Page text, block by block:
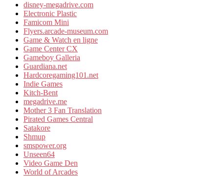
disney-megadrive.com
Electronic Plastic
Famicom Mini
Flyers.arcade-museum.com
Game & Watch en ligne
Game Center CX
Gameboy Galleria
Guardiana.net
Hardcoregaming101.net
Indie Games
Kitch-Bent
megadrive.me
Mother 3 Fan Translation
Pirated Games Central
Satakore
Shmup
smspower.org
Unseen64
Video Game Den
World of Arcades